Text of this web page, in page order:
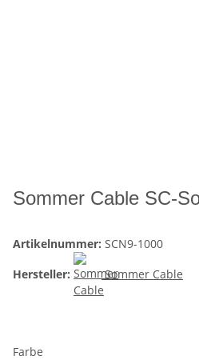
Sommer Cable SC-
Artikelnummer: SCN9-1000
Hersteller:
Sommer Cable
Farbe